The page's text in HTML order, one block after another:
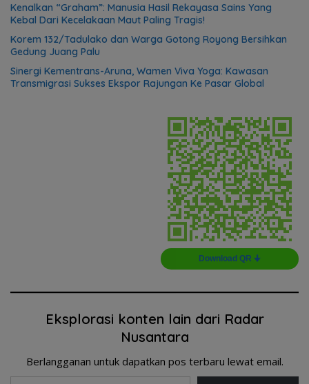
Kenalkan “Graham”: Manusia Hasil Rekayasa Sains Yang
Kebal Dari Kecelakaan Maut Paling Tragis!
Korem 132/Tadulako dan Warga Gotong Royong Bersihkan
Gedung Juang Palu
Sinergi Kementrans-Aruna, Wamen Viva Yoga: Kawasan
Transmigrasi Sukses Ekspor Rajungan Ke Pasar Global
Download QR 🠋
Eksplorasi konten lain dari Radar
Nusantara
Berlangganan untuk dapatkan pos terbaru lewat email.
Ketikkan email Anda...